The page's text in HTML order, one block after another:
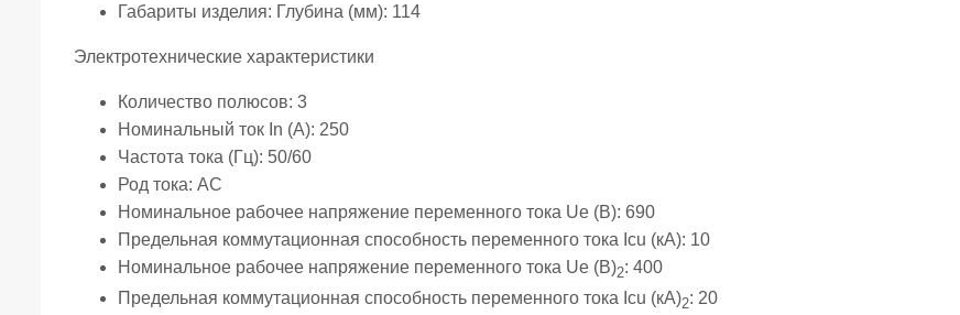
Габариты изделия: Глубина (мм): 114
Электротехнические характеристики
Количество полюсов: 3
Номинальный ток In (А): 250
Частота тока (Гц): 50/60
Род тока: AC
Номинальное рабочее напряжение переменного тока Ue (В): 690
Предельная коммутационная способность переменного тока Icu (кА): 10
Номинальное рабочее напряжение переменного тока Ue (В)2: 400
Предельная коммутационная способность переменного тока Icu (кА)2: 20